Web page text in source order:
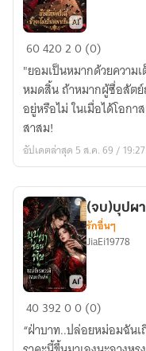
เกิด
ครั้ง
นี้
ข้า
จะ
ไม่
หมาก
ใน
มือ
ใคร
6042020 (0)
"ยอมเป็นหมากด้วยความ
หมดสิ้น ถ้าหมากผู้ซื่อสัต
อยู่หรือไม่ ในเมื่อได้โอก
สาสม!
อัปเดตล่าสุด 5 ส.ค. 69 /
(จบ)บุปผา
ซ่อน
พิษ18+
(จบ)บุปผ
รักอื่นๆ
JiaEi19778
4039200 (0)
“ฝ่าบาท..ปล่อยหม่อมฉันเ